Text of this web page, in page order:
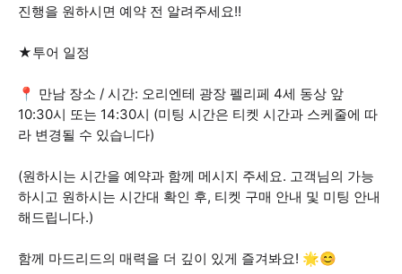
진행을 원하시면 예약 전 알려주세요!!
★투어 일정
📍 만남 장소 / 시간: 오리엔테 광장 펠리페 4세 동상 앞
10:30시 또는 14:30시 (미팅 시간은 티켓 시간과 스케줄에 따
라 변경될 수 있습니다)
(원하시는 시간을 예약과 함께 메시지 주세요. 고객님의 가능
하시고 원하시는 시간대 확인 후, 티켓 구매 안내 및 미팅 안내
해드립니다.)
함께 마드리드의 매력을 더 깊이 있게 즐겨봐요! 🌟😊